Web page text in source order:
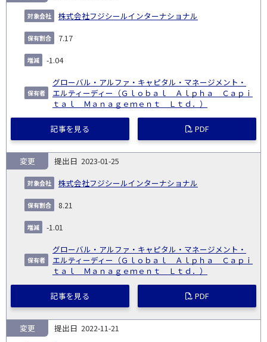
株式会社フジシールインターナショナル
7.17
-1.04
グローバル・アルファ・キャピタル・マネージメント・
エルティーディー（Ｇｌｏｂａｌ Ａｌｐｈａ Ｃａｐｉ
ｔａｌ Ｍａｎａｇｅｍｅｎｔ Ｌｔｄ．）
記事を見る PDF
2023-01-25
株式会社フジシールインターナショナル
変更
8.21
-1.01
グローバル・アルファ・キャピタル・マネージメント・
エルティーディー（Ｇｌｏｂａｌ Ａｌｐｈａ Ｃａｐｉ
ｔａｌ Ｍａｎａｇｅｍｅｎｔ Ｌｔｄ．）
記事を見る PDF
2022-11-21
変更